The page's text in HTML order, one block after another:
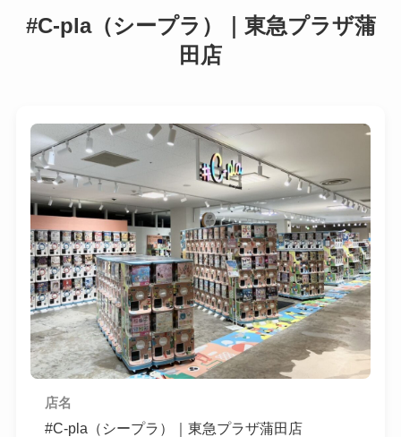
#C-pla（シープラ）｜東急プラザ蒲
田店
店名
#C-pla（シープラ）｜東急プラザ蒲田店